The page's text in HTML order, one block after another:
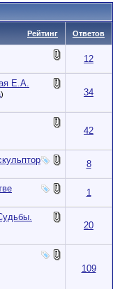
Рейтинг Ответов
12
Е.А.
)
34
42
8
1
20
109